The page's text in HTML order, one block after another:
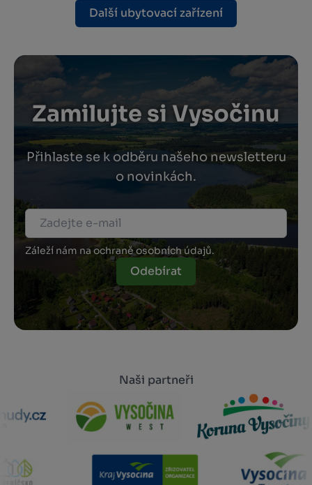
Další ubytovací zařízení
Zamilujte si Vysočinu
Přihlaste se k odběru našeho newsletteru
o novinkách.
Záleží nám na ochraně osobních údajů.
Odebírat
Naši partneři